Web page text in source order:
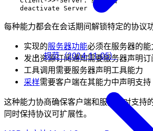
规范（2024-11-05）
每种能力都会在会话期间解锁特定的协议
实现的服务器功能必须在服务器的能
发出资源订阅通知需要服务器声明订
工具调用需要服务器声明工具能力
采样需要客户端在其能力中声明支持
这种能力协商确保客户端和服务器对支持
同时保持协议可扩展性。